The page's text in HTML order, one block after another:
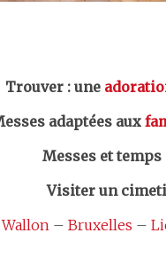
: une
adaptées aux
Messes et
Visiter un
– Bruxelles –